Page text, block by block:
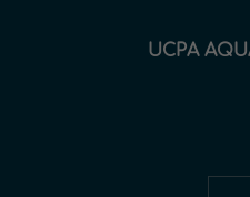
UCPA